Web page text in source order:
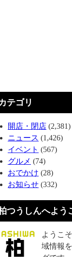
テゴリ
開店・閉店 (2,381)
ニュース (1,426)
イベント (567)
グルメ (74)
おでかけ (28)
お知らせ (332)
つうしんへよう
ようこ
域情報